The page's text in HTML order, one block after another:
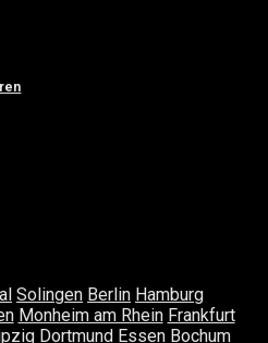
Solingen Berlin Hamburg
Monheim am Rhein Frankfurt
Dortmund Essen Bochum